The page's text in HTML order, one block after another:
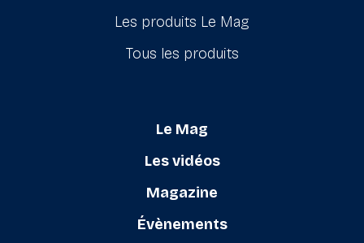
Les produits Le Mag
Tous les produits
Le Mag
Les vidéos
Magazine
Évènements